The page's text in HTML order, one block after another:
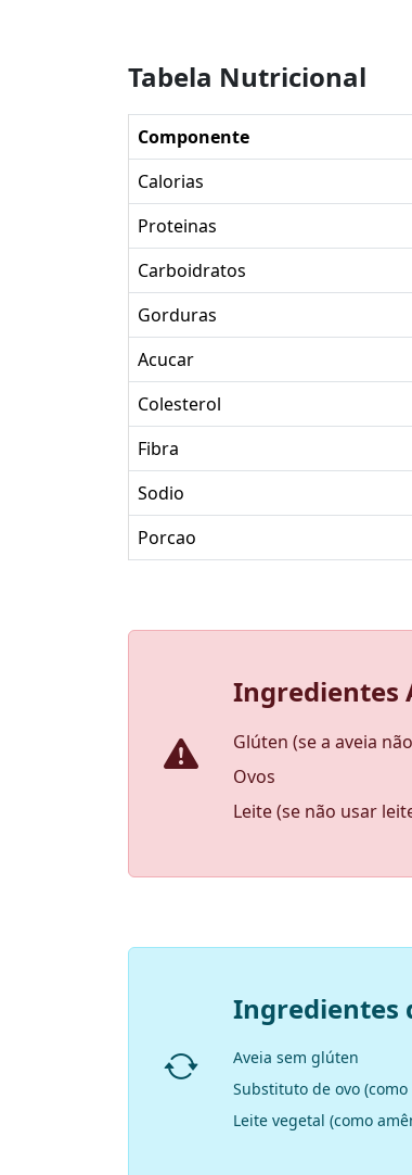
Tabela Nutricional
Componente
Calorias
Proteinas
Carboidratos
Gorduras
Acucar
Colesterol
Fibra
Sodio
Porcao
Ingredientes
Glúten (se a aveia
Ovos
Leite (se não usar
Ingredientes
Aveia sem glúten
Substituto de ovo
Leite vegetal (como